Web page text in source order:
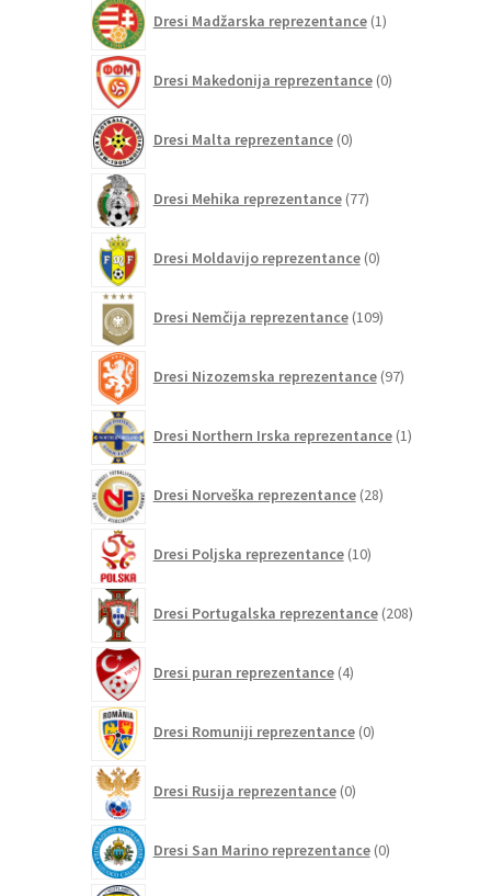
Dresi Madžarska reprezentance 1izdelek
Dresi Makedonija reprezentance 0izdelkov
Dresi Malta reprezentance 0izdelkov
Dresi Mehika reprezentance 77izdelkov
Dresi Moldavijo reprezentance 0izdelkov
Dresi Nemčija reprezentance 109izdelkov
Dresi Nizozemska reprezentance 97izdelkov
Dresi Northern Irska reprezentance 1izdelek
Dresi Norveška reprezentance 28izdelkov
Dresi Poljska reprezentance 10izdelkov
Dresi Portugalska reprezentance 208izdelkov
Dresi puran reprezentance 4izdelki
Dresi Romuniji reprezentance 0izdelkov
Dresi Rusija reprezentance 0izdelkov
Dresi San Marino reprezentance 0izdelkov